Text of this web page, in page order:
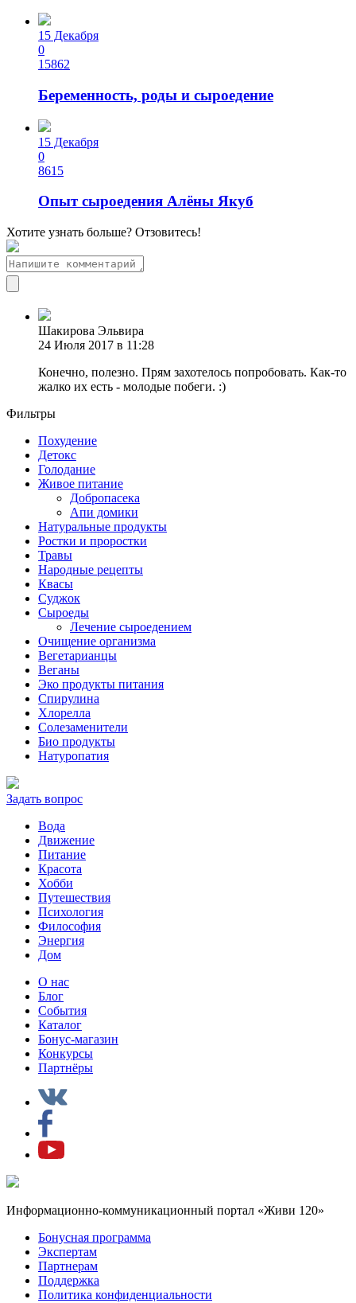
15 Декабря
0
15862
Беременность, роды и сыроедение
15 Декабря
0
8615
Опыт сыроедения Алёны Якуб
Хотите узнать больше? Отзовитесь!
Шакирова Эльвира
24 Июля 2017 в 11:28
Конечно, полезно. Прям захотелось попробовать. Как-то
жалко их есть - молодые побеги. :)
Фильтры
Похудение
Детокс
Голодание
Живое питание
Добропасека
Апи домики
Натуральные продукты
Ростки и проростки
Травы
Народные рецепты
Квасы
Суджок
Сыроеды
Лечение сыроедением
Очищение организма
Вегетарианцы
Веганы
Эко продукты питания
Спирулина
Хлорелла
Солезаменители
Био продукты
Натуропатия
Задать вопрос
Вода
Движение
Питание
Красота
Хобби
Путешествия
Психология
Философия
Энергия
Дом
О нас
Блог
События
Каталог
Бонус-магазин
Конкурсы
Партнёры
Информационно-коммуникационный портал «Живи 120»
Бонусная программа
Экспертам
Партнерам
Поддержка
Политика конфиденциальности